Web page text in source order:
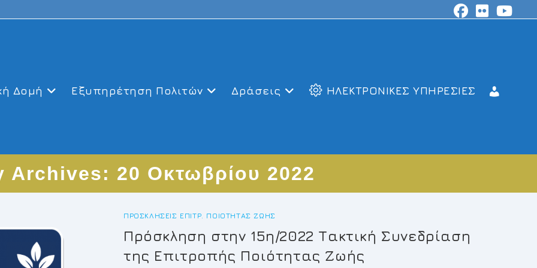
Δομή Εξυπηρέτηση Πολιτών Δράσεις ΗΛΕΚΤΡΟΝΙΚΕΣ ΥΠΗΡΕΣΙΕΣ
Archives: 20 Οκτωβρίου 2022
ΠΡΟΣΚΛΉΣΕΙΣ ΕΠΙΤΡ. ΠΟΙΌΤΗΤΑΣ ΖΩΉΣ
Πρόσκληση στην 15η/2022 Τακτική Συνεδρίαση
της Επιτροπής Ποιότητας Ζωής